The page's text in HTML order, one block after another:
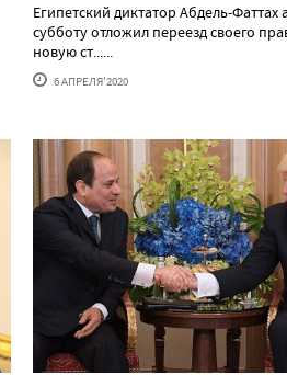
Египетский диктатор Абдель-Фаттах
субботу отложил переезд своего
новую ст......
6 АПРЕЛЯ'2020